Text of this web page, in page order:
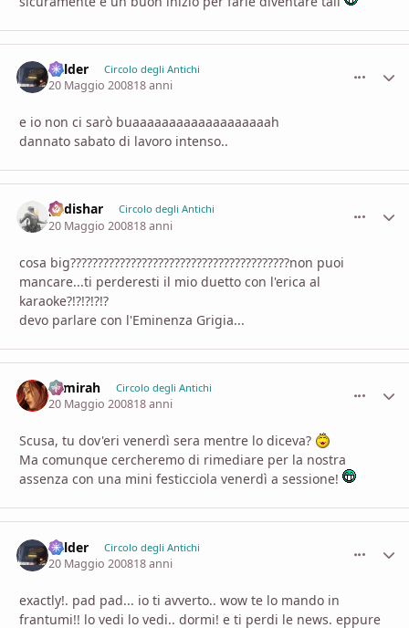
Balder Circolo degli Antichi
20 Maggio 200818 anni
e io non ci sarò buaaaaaaaaaaaaaaaaaaah
dannato sabato di lavoro intenso..
padishar Circolo degli Antichi
20 Maggio 200818 anni
cosa big????????????????????????????????????????non puoi
mancare...ti perderesti il mio duetto con l'erica al
karaoke?!?!?!?!?
devo parlare con l'Eminenza Grigia...
Samirah Circolo degli Antichi
20 Maggio 200818 anni
Scusa, tu dov'eri venerdì sera mentre lo diceva?
Ma comunque cercheremo di rimediare per la nostra
assenza con una mini festicciola venerdì a sessione!
Balder Circolo degli Antichi
20 Maggio 200818 anni
exactly!. pad pad... io ti avverto.. wow te lo mando in
frantumi!! lo vedi lo vedi.. dormi! e ti perdi le news. eppure